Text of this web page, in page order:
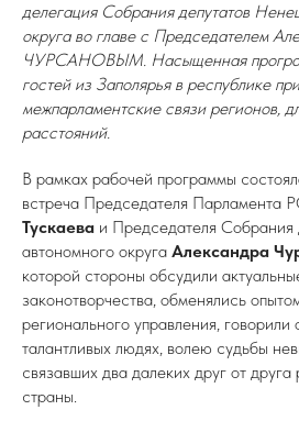
делегация Собрания депутатов
округа во главе с Председателем
ЧУРСАНОВЫМ. Насыщенная
гостей из Заполярья в республике
межпарламентские связи регионов,
расстояний.
В рамках рабочей программы
встреча Председателя Парламента
Тускаева и Председателя Собрания
автономного округа Александра
которой стороны обсудили
законотворчества, обменялись
регионального управления, говорили
талантливых людях, волею судьбы
связавших два далеких друг от
страны.